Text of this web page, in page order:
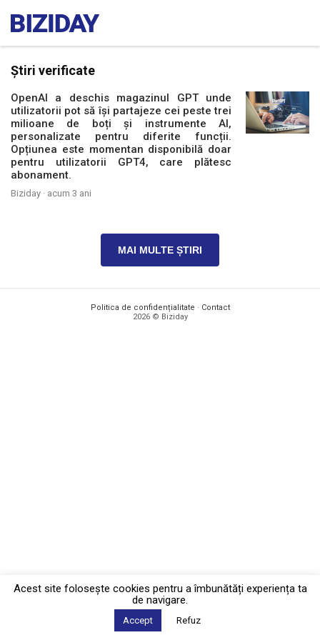
Știri verificate
OpenAI a deschis magazinul GPT unde
utilizatorii pot să își partajeze cei peste trei
milioane de boți și instrumente AI,
personalizate pentru diferite funcții.
Opțiunea este momentan disponibilă doar
pentru utilizatorii GPT4, care plătesc
abonament.
Biziday · acum 3 ani
MAI MULTE ȘTIRI
Politica de confidențialitate · Contact
2026 © Biziday
Acest site foloseşte cookies pentru a îmbunătăți experiența ta
de navigare.
Accept Refuz